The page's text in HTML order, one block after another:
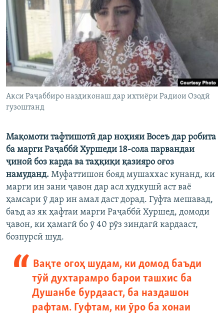
ГУЗОРИШҲОИ РАДИОӢ
Русский
ПАЙГИРӢ КУНЕД
Ҳамаи сомонаҳои RFE/RL
Акси Раҷаббиро наздиконаш дар ихтиёри Радиои Озодӣ
гузоштанд
Мақомоти тафтишотӣ дар ноҳияи Восеъ дар робита
ба марги Раҷаббӣ Хуршеди 18-сола парвандаи
ҷиноӣ боз карда ва таҳқиқи қазияро оғоз
намуданд. Муфаттишон бояд мушаххас кунанд, ки
марги ин зани ҷавон дар асл худкушӣ аст ваё
ҳамсари ӯ дар ин амал даст дорад. Гуфта мешавад,
баъд аз як ҳафтаи марги Раҷаббӣ Хуршед, домоди
ҷавон, ки ҳамагӣ бо ӯ 40 рӯз зиндагӣ кардааст,
бозпурсӣ шуд.
Вақте огоҳ шудам, ки домод баъди
тӯй духтарамро барои ташхис ба
Душанбе бурдааст, ба наздашон
рафтам. Гуфтам, ки ӯро ба хонаи